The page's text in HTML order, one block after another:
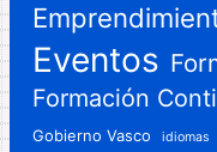
Eventos
Formación
Gobierno Vasco idiomas